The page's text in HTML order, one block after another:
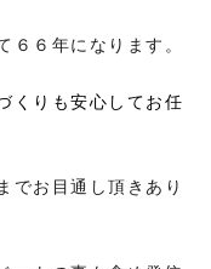
６６年になります。
くりも安心してお任
でお目通し頂きあり